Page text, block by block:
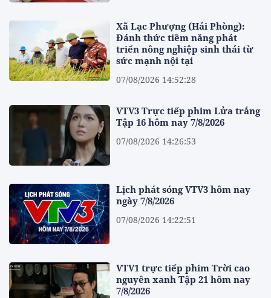
Xã Lạc Phượng (Hải Phòng):
Đánh thức tiềm năng phát
triển nông nghiệp sinh thái từ
sức mạnh nội tại
07/08/2026 14:52:28
VTV3 Trực tiếp phim Lửa trắng
Tập 16 hôm nay 7/8/2026
07/08/2026 14:26:53
Lịch phát sóng VTV3 hôm nay
ngày 7/8/2026
07/08/2026 14:22:51
VTV1 trực tiếp phim Trời cao
nguyên xanh Tập 21 hôm nay
7/8/2026